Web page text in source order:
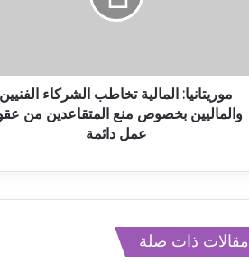
موريتانيا: المالية تخاطب الشركاء الفنيين
والماليين بخصوص منع المتقاعدين من
عمل دائمة
مقالات ذات صلة